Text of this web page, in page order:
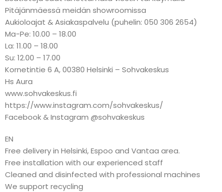
Pitäjänmäessä meidän showroomissa
Aukioloajat & Asiakaspalvelu (puhelin: 050 306 2654)
Ma-Pe: 10.00 – 18.00
La: 11.00 – 18.00
Su: 12.00 – 17.00
Kornetintie 6 A, 00380 Helsinki – Sohvakeskus
Hs Aura
www.sohvakeskus.fi
https://www.instagram.com/sohvakeskus/
Facebook & Instagram @sohvakeskus
EN
Free delivery in Helsinki, Espoo and Vantaa area.
Free installation with our experienced staff
Cleaned and disinfected with professional machines
We support recycling